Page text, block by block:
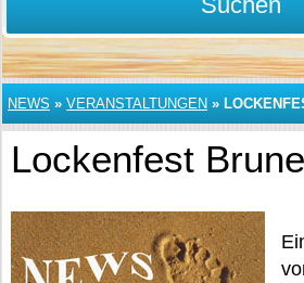
NEWS » VERANSTALTUNGEN »
Lockenfest